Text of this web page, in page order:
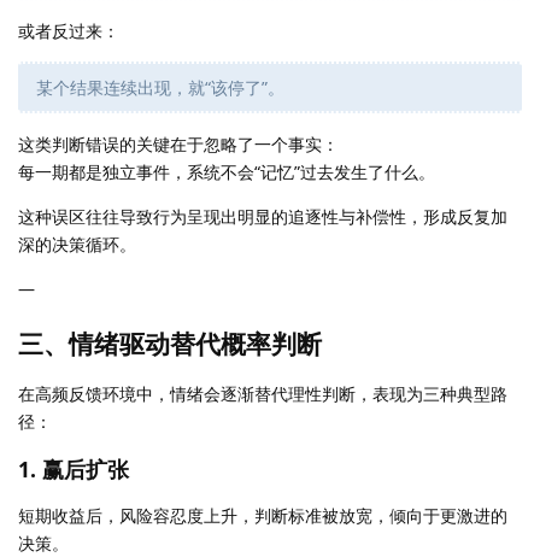
或者反过来：
某个结果连续出现，就“该停了”。
这类判断错误的关键在于忽略了一个事实：
每一期都是独立事件，系统不会“记忆”过去发生了什么。
这种误区往往导致行为呈现出明显的追逐性与补偿性，形成反复加
深的决策循环。
—
三、情绪驱动替代概率判断
在高频反馈环境中，情绪会逐渐替代理性判断，表现为三种典型路
径：
1. 赢后扩张
短期收益后，风险容忍度上升，判断标准被放宽，倾向于更激进的
决策。